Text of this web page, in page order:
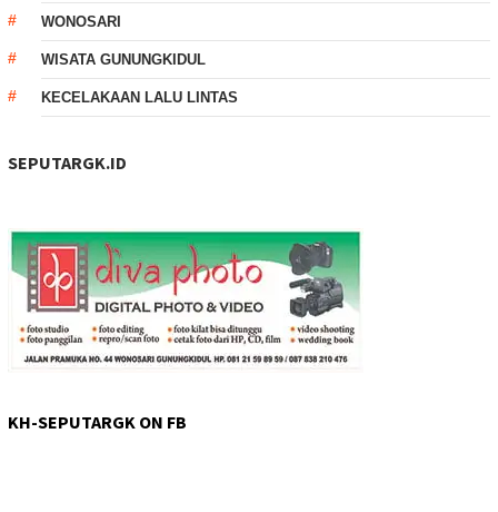
WONOSARI
WISATA GUNUNGKIDUL
KECELAKAAN LALU LINTAS
SEPUTARGK.ID
KH-SEPUTARGK ON FB